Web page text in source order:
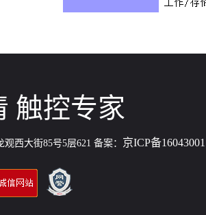
触控专家
西大街85号5层621 备案： 京ICP备